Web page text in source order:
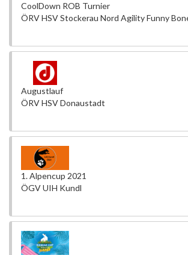
CoolDown ROB Turnier
ÖRV HSV Stockerau Nord Agility Funny
Augustlauf
ÖRV HSV Donaustadt
1. Alpencup 2021
ÖGV UIH Kundl